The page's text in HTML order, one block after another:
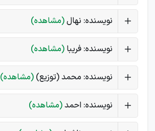
نویسنده: نهال(مشاهده)
نویسنده: فریبا (مشاهده)
نویسنده: محمد (توزیع) (مشاهده)
نویسنده: احمد(مشاهده)